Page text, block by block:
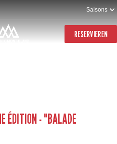
Saisons
RESERVIEREN
ÉDITION - "BALADE